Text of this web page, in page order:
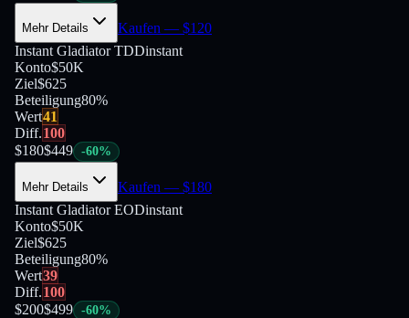
Mehr Details Kaufen — $120
Instant Gladiator TDDinstant
Konto$50K
Ziel$625
Beteiligung80%
Wert41
Diff.100
$180$449 -60%
Mehr Details Kaufen — $180
Instant Gladiator EODinstant
Konto$50K
Ziel$625
Beteiligung80%
Wert39
Diff.100
$200$499 -60%